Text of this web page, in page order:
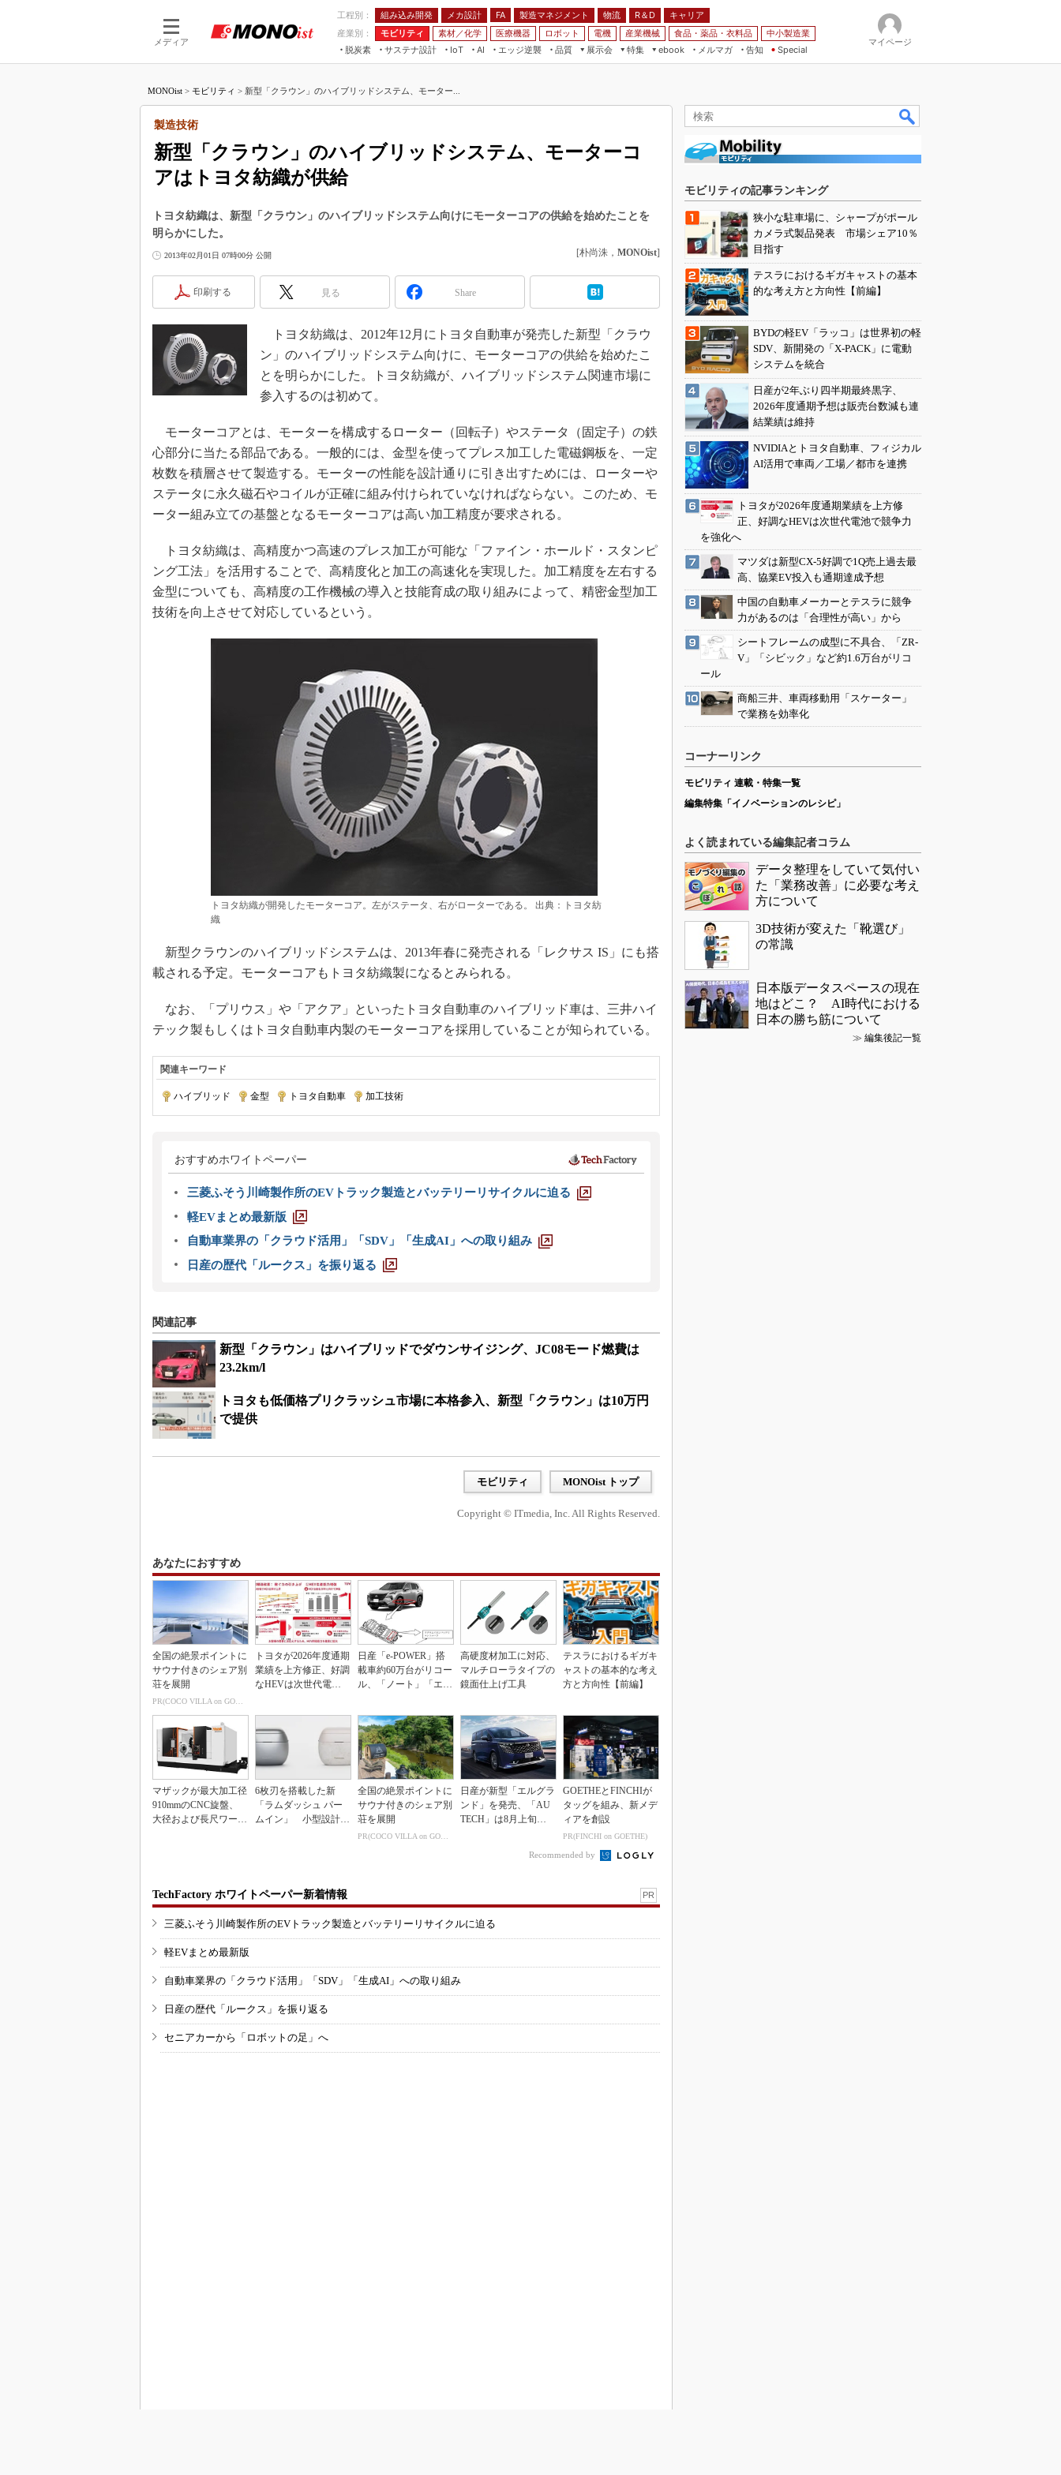
メディア
工程別： 組み込み開発 メカ設計 FA 製造マネジメント 物流 R＆D
キャリア
産業別：
モビリティ 素材／化学 医療機器 ロボット 電機 産業機械 食品・薬品・衣料品
中小製造業
脱炭素
サステナ設計
IoT
つながる工場
AI
AI×設備保全
エッジ逆襲 品質
展示会
JIMTOF
IIFES
TECHNO-FRONTIER
EdgeTech+
産業オープンネット展
特集
組み込み画像技術
ISO26262
無償設計ツール
3Dプリンタ
デジタルツインとCAE
インダストリー4.0
イノベーション
製造業ビッグデータ
メイドインジャパン
知財マネジメント
海外生産
ebook
メルマガ
告知 Special
マイページ
MONOist > モビリティ > 新型「クラウン」のハイブリッドシステム、モーター...
新型「クラウン」のハイブリッドシステム、モーターコ
アはトヨタ紡織が供給
製造技術
トヨタ紡織は、新型「クラウン」のハイブリッドシステム向けにモーターコアの供給を始めたことを
明らかにした。
2013年02月01日 07時00分 公開 [朴尚洙， MONOist]
印刷する 見る Share
トヨタ紡織は、2012年12月にトヨタ自動車が発売した新型「クラウ
ン」のハイブリッドシステム向けに、モーターコアの供給を始めたこ
とを明らかにした。トヨタ紡織が、ハイブリッドシステム関連市場に
参入するのは初めて。
モーターコアとは、モーターを構成するローター（回転子）やステータ（固定子）の鉄
心部分に当たる部品である。一般的には、金型を使ってプレス加工した電磁鋼板を、一定
枚数を積層させて製造する。モーターの性能を設計通りに引き出すためには、ローターや
ステータに永久磁石やコイルが正確に組み付けられていなければならない。このため、モ
ーター組み立ての基盤となるモーターコアは高い加工精度が要求される。
トヨタ紡織は、高精度かつ高速のプレス加工が可能な「ファイン・ホールド・スタンピ
ング工法」を活用することで、高精度化と加工の高速化を実現した。加工精度を左右する
金型についても、高精度の工作機械の導入と技能育成の取り組みによって、精密金型加工
技術を向上させて対応しているという。
トヨタ紡織が開発したモーターコア。左がステータ、右がローターである。 出典：トヨタ紡
織
新型クラウンのハイブリッドシステムは、2013年春に発売される「レクサス IS」にも搭
載される予定。モーターコアもトヨタ紡織製になるとみられる。
なお、「プリウス」や「アクア」といったトヨタ自動車のハイブリッド車は、三井ハイ
テック製もしくはトヨタ自動車内製のモーターコアを採用していることが知られている。
関連キーワード
ハイブリッド 金型 トヨタ自動車 加工技術
おすすめホワイトペーパー
三菱ふそう川崎製作所のEVトラック製造とバッテリーリサイクルに迫る
軽EVまとめ最新版
自動車業界の「クラウド活用」「SDV」「生成AI」への取り組み
日産の歴代「ルークス」を振り返る
関連記事
新型「クラウン」はハイブリッドでダウンサイジング、JC08モード燃費は
23.2km/l
トヨタも低価格プリクラッシュ市場に本格参入、新型「クラウン」は10万円
で提供
モビリティ MONOist トップ
Copyright © ITmedia, Inc. All Rights Reserved.
あなたにおすすめ
全国の絶景ポイントに
サウナ付きのシェア別
荘を展開
PR(COCO VILLA on GOETHE)
トヨタが2026年度通期
業績を上方修正、好調
なHEVは次世代電池
日産「e-POWER」搭
載車約60万台がリコー
ル、「ノート」「エク
高硬度材加工に対応、
マルチローラタイプの
鏡面仕上げ工具
テスラにおけるギガキ
ャストの基本的な考え
方と方向性【前編】
マザックが最大加工径
910mmのCNC旋盤、
大径および長尺ワーク
6枚刃を搭載した新
「ラムダッシュ パー
ムイン」 小型設計と
全国の絶景ポイントに
サウナ付きのシェア別
荘を展開
PR(COCO VILLA on GOETHE)
日産が新型「エルグラ
ンド」を発売、「AU
TECH」は8月上旬に
GOETHEとFINCHIが
タッグを組み、新メデ
ィアを創設
PR(FINCHI on GOETHE)
Recommended by
TechFactory ホワイトペーパー新着情報 PR
三菱ふそう川崎製作所のEVトラック製造とバッテリーリサイクルに迫る
軽EVまとめ最新版
自動車業界の「クラウド活用」「SDV」「生成AI」への取り組み
日産の歴代「ルークス」を振り返る
セニアカーから「ロボットの足」へ
モビリティの記事ランキング
狭小な駐車場に、シャープがポール
カメラ式製品発表 市場シェア10％
目指す
テスラにおけるギガキャストの基本
的な考え方と方向性【前編】
BYDの軽EV「ラッコ」は世界初の軽
SDV、新開発の「X-PACK」に電動
システムを統合
日産が2年ぶり四半期最終黒字、
2026年度通期予想は販売台数減も連
結業績は維持
NVIDIAとトヨタ自動車、フィジカル
AI活用で車両／工場／都市を連携
トヨタが2026年度通期業績を上方修
正、好調なHEVは次世代電池で競争力
を強化へ
マツダは新型CX-5好調で1Q売上過去最
高、協業EV投入も通期達成予想
中国の自動車メーカーとテスラに競争
力があるのは「合理性が高い」から
シートフレームの成型に不具合、「ZR-
V」「シビック」など約1.6万台がリコ
ール
商船三井、車両移動用「スケーター」
で業務を効率化
コーナーリンク
モビリティ 連載・特集一覧
編集特集「イノベーションのレシピ」
よく読まれている編集記者コラム
データ整理をしていて気付い
た「業務改善」に必要な考え
方について
3D技術が変えた「靴選び」
の常識
日本版データスペースの現在
地はどこ？ AI時代における
日本の勝ち筋について
≫ 編集後記一覧